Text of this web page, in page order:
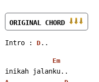
ORIGINAL CHORD
Intro : D ..
Em
inikah jalanku..